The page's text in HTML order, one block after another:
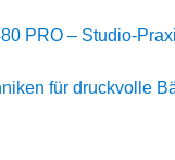
PRO – Studio-
für druckvolle